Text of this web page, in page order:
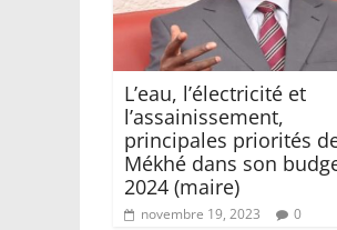
L’eau, l’électricité et
l’assainissement,
principales priorités
Mékhé dans son
2024 (maire)
novembre 19, 2023 0